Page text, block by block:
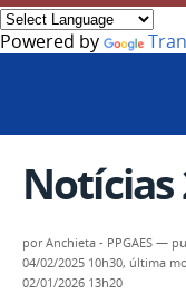
Powered by
Notícias
porAnchieta - PPGAES —
04/02/2025 10h30, última
02/01/2026 13h20